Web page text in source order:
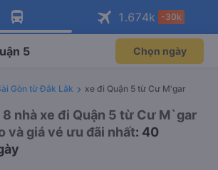
Tải app Vexere ngay!
ưu đãi thành viên độc
Mở app
Tải app Vexere
ghế khi đặt vé máy bay qua
Mở app
1.674k -30k
5 Chọn ngày
Gòn từ Đắk Lắk xe đi Quận 5 từ Cư M'gar
nhà xe đi Quận 5 từ Cư M`gar
và giá vé ưu đãi nhất: 40